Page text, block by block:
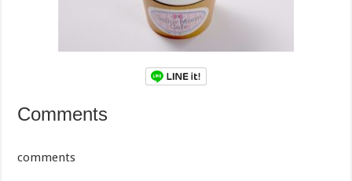
Comments
comments